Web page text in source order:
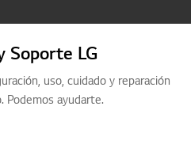
Soporte LG
uso, cuidado y reparación
Podemos ayudarte.